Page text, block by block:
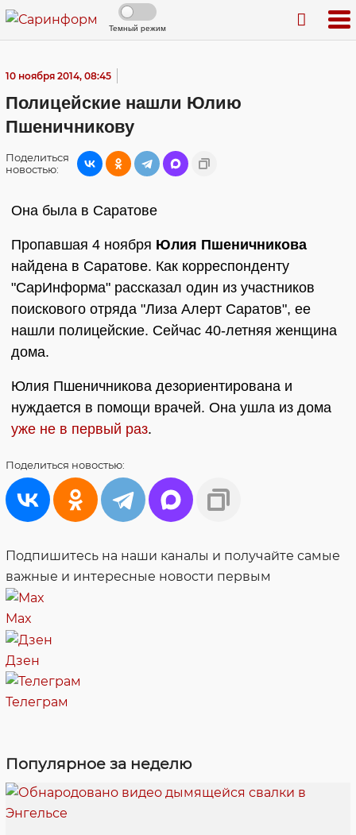
Темный режим
10 ноября 2014, 08:45
Полицейские нашли Юлию
Пшеничникову
Поделиться
новостью:
Она была в Саратове
Пропавшая 4 ноября Юлия Пшеничникова
найдена в Саратове. Как корреспонденту
"СарИнформа" рассказал один из участников
поискового отряда "Лиза Алерт Саратов", ее
нашли полицейские. Сейчас 40-летняя женщина
дома.
Юлия Пшеничникова дезориентирована и
нуждается в помощи врачей. Она ушла из дома
уже не в первый раз.
Поделиться новостью:
Подпишитесь на наши каналы и получайте самые
важные и интересные новости первым
Max
Дзен
Телеграм
Популярное за неделю